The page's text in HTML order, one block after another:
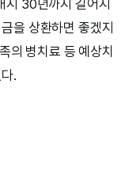
지 30년까지 길어지
을 상환하면 좋겠지
의 병치료 등 예상치
.